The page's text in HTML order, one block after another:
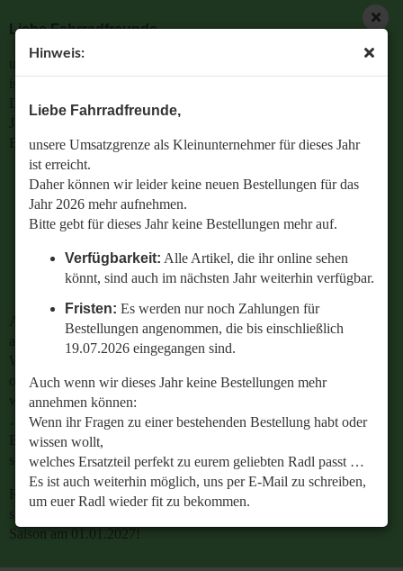
Hinweis:
Liebe Fahrradfreunde,
unsere Umsatzgrenze als Kleinunternehmer für dieses Jahr
ist erreicht.
Daher können wir leider keine neuen Bestellungen für das
Jahr 2026 mehr aufnehmen.
Bitte gebt für dieses Jahr keine Bestellungen mehr auf.
Verfügbarkeit: Alle Artikel, die ihr online sehen
könnt, sind auch im nächsten Jahr weiterhin verfügbar.
Fristen: Es werden nur noch Zahlungen für
Bestellungen angenommen, die bis einschließlich
19.07.2026 eingegangen sind.
Auch wenn wir dieses Jahr keine Bestellungen mehr
annehmen können:
Wenn ihr Fragen zu einer bestehenden Bestellung habt oder
wissen wollt,
welches Ersatzteil perfekt zu eurem geliebten Radl passt …
Es ist auch weiterhin möglich, uns per E-Mail zu schreiben,
um euer Radl wieder fit zu bekommen.
Retrobike wünscht euch eine gesunde Radlzeit und freut
Liebe Fahrradfreunde,
unsere Umsatzgrenze als Kleinunternehmer für dieses Jahr
ist erreicht.
Daher können wir leider keine neuen Bestellungen für das
Jahr 2026 mehr aufnehmen.
Bitte gebt für dieses Jahr keine Bestellungen mehr auf.
Verfügbarkeit: Alle Artikel, die ihr online sehen
könnt, sind auch im nächsten Jahr weiterhin
verfügbar.
Bestellungen angenommen, die bis einschließlich
19.07.2026 eingegangen sind.
Auch wenn wir dieses Jahr keine Bestellungen mehr
annehmen können:
Wenn ihr Fragen zu einer bestehenden Bestellung habt
oder wissen wollt,
welches Ersatzteil perfekt zu eurem geliebten Radl passt
…
Es ist auch weiterhin möglich, uns per E-Mail zu
schreiben, um euer Radl wieder fit zu bekommen.
Retrobike wünscht euch eine gesunde Radlzeit und freut
sich schon jetzt auf den gemeinsamen Start in die neue
Saison am 01.01.2027!